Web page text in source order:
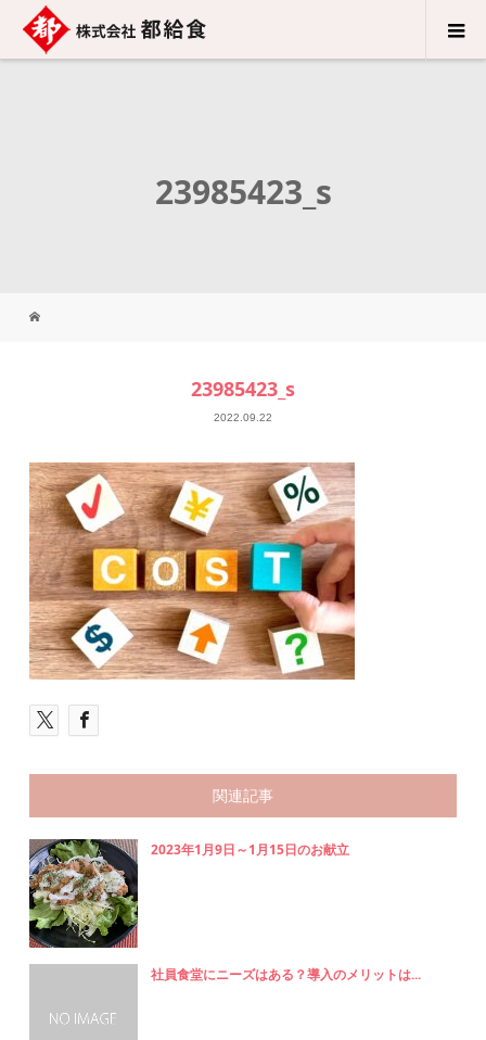
23985423_s
23985423_s
2022.09.22
関連記事
2023年1月9日～1月15日のお献立
社員食堂にニーズはある？導入のメリットは...